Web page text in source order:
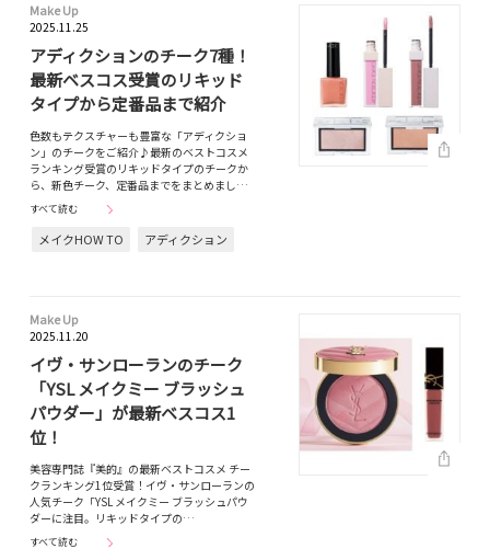
Make Up
2025.11.25
アディクションのチーク7種！
最新ベスコス受賞のリキッド
タイプから定番品まで紹介
色数もテクスチャーも豊富な「アディクショ
ン」のチークをご紹介♪最新のベストコスメ
ランキング受賞のリキッドタイプのチークか
ら、新色チーク、定番品までをまとめまし…
すべて読む
メイクHOW TO アディクション
Make Up
2025.11.20
イヴ・サンローランのチーク
「YSL メイクミー ブラッシュ
パウダー」が最新ベスコス1
位！
美容専門誌『美的』の最新ベストコスメ チー
クランキング1位受賞！イヴ・サンローランの
人気チーク「YSL メイクミー ブラッシュパウ
ダーに注目。リキッドタイプの…
すべて読む